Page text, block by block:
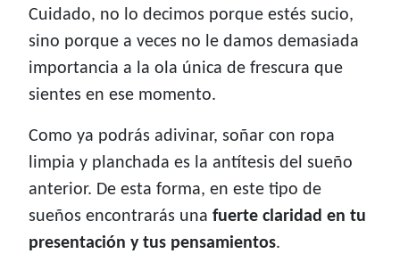
Cuidado, no lo decimos porque estés sucio,
sino porque a veces no le damos demasiada
importancia a la ola única de frescura que
sientes en ese momento.
Como ya podrás adivinar, soñar con ropa
limpia y planchada es la antítesis del sueño
anterior. De esta forma, en este tipo de
sueños encontrarás una fuerte claridad en tu
presentación y tus pensamientos.